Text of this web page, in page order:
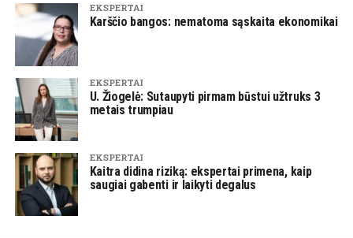
EKSPERTAI
Karščio bangos: nematoma sąskaita ekonomikai
EKSPERTAI
U. Žiogelė: Sutaupyti pirmam būstui užtruks 3
metais trumpiau
EKSPERTAI
Kaitra didina riziką: ekspertai primena, kaip
saugiai gabenti ir laikyti degalus